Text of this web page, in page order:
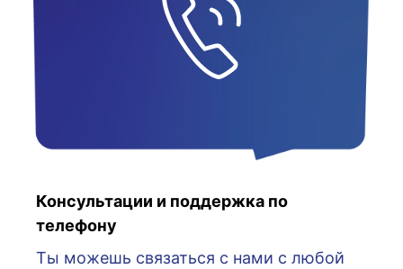
Консультации и поддержка по
телефону
Ты можешь связаться с нами с любой